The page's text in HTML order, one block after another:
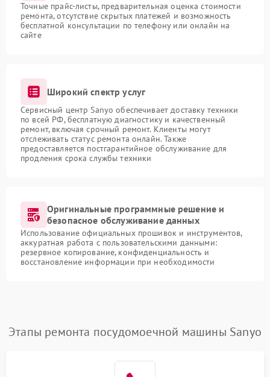
Точные прайс-листы, предварительная оценка стоимости
ремонта, отсутствие скрытых платежей и возможность
бесплатной консультации по телефону или онлайн на
сайте
Широкий спектр услуг
Сервисный центр Sanyo обеспечивает доставку техники
по всей РФ, бесплатную диагностику и качественный
ремонт, включая срочный ремонт. Клиенты могут
отслеживать статус ремонта онлайн. Также
предоставляется постгарантийное обслуживание для
продления срока службы техники
Оригинальные программные решение и
безопасное обслуживание данных
Использование официальных прошивок и инструментов,
аккуратная работа с пользовательскими данными:
резервное копирование, конфиденциальность и
восстановление информации при необходимости
Этапы ремонта посудомоечной машины Sanyo